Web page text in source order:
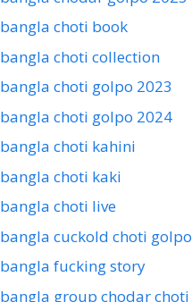
bangla choti book
bangla choti collection
bangla choti golpo 2023
bangla choti golpo 2024
bangla choti kahini
bangla choti kaki
bangla choti live
bangla cuckold choti golpo
bangla fucking story
bangla group chodar choti